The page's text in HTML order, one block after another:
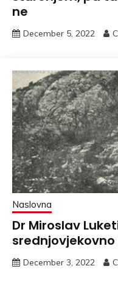
ne
December 5, 2022
Naslovna
Dr Miroslav
December 3, 2022